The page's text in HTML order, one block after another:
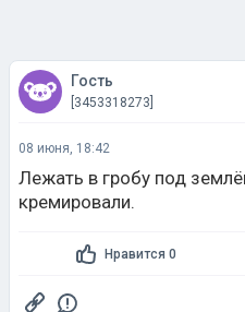
Гость
[3453318273]
08 июня, 18:42
Лежать в гробу под
кремировали.
Нравится 0